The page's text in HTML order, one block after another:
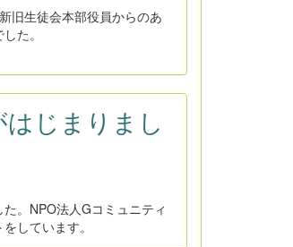
旧生徒会本部役員からのあ
た。
じまりまし
。NPO法人Gコミュニティ
しています。